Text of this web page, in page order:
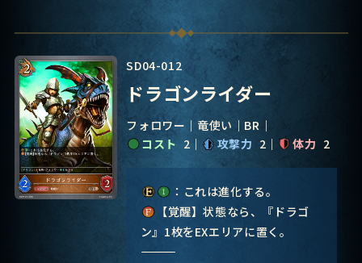
SD04-012
ドラゴンライダー
フォロワー 竜使い
BR
コスト 2 攻撃力 2 体力 2
：これは進化する。
【覚醒】状態なら、『ドラゴ
ン』1枚をEXエリアに置く。
―――――――――――――――